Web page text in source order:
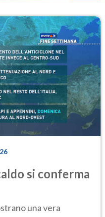
si conferma
una vera